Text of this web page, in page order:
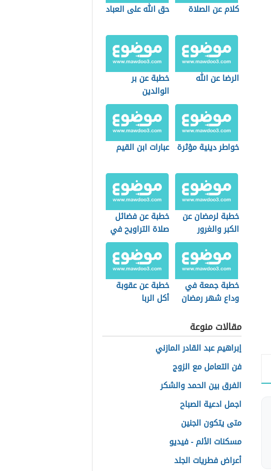
كلام عن الصلاة حق الله على العباد
الرضا عن الله
خطبة عن بر
الوالدين
خواطر دينية مؤثرة عبارات ابن القيم
خطبة لرمضان عن
الكبر والغرور
وآثارهما على
المجتمع
خطبة عن فضائل
صلاة التراويح في
شهر رمضان
خطبة جمعة في
وداع شهر رمضان
خطبة عن عقوبة
أكل الربا
مقالات منوعة
إبراهيم عبد القادر المازني
فن التعامل مع الزوج
الفرق بين الحمد والشكر
اجمل ادعية الصباح
متى يتكون الجنين
مسكنات الألم - فيديو
أعراض فطريات الجلد